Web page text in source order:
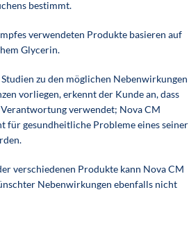
bestimmt.
verwendeten Produkte basieren auf
Glycerin.
zu den möglichen Nebenwirkungen
vorliegen, erkennt der Kunde an, dass
verwendet; Nova CM
für gesundheitliche Probleme eines seiner
verschiedenen Produkte kann Nova CM
Nebenwirkungen ebenfalls nicht